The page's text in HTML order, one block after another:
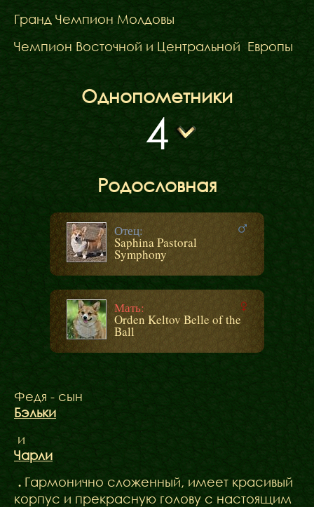
Гранд Чемпион Молдовы
Чемпион Восточной и Центральной Европы
Однопометники
4
Родословная
Отец:
Saphina Pastoral
Symphony
Мать:
Orden Keltov Belle of the
Ball
Федя - сын
Бэльки
и
Чарли
. Гармонично сложенный, имеет красивый
корпус и прекрасную голову с настоящим